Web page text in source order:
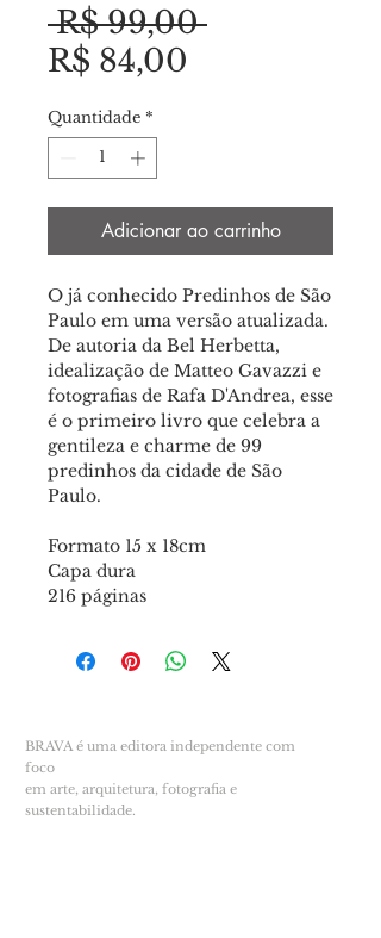
R$ 99,00 Preço
R$ 84,00
Quantidade *
Adicionar ao carrinho
O já conhecido Predinhos de São
Paulo em uma versão atualizada.
De autoria da Bel Herbetta,
idealização de Matteo Gavazzi e
fotografias de Rafa D'Andrea, esse
é o primeiro livro que celebra a
gentileza e charme de 99
predinhos da cidade de São
Paulo.
Formato 15 x 18cm
Capa dura
216 páginas
BRAVA é uma editora independente com
foco
em arte, arquitetura, fotografia e
sustentabilidade.